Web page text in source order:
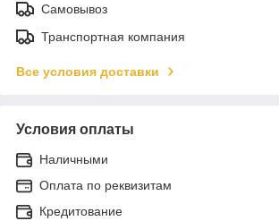
Самовывоз
Транспортная компания
Все условия доставки
Условия оплаты
Наличными
Оплата по реквизитам
Кредитование